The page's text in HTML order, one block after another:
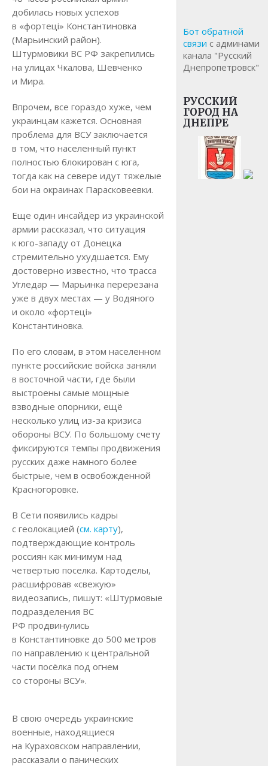
добилась новых успехов
в «фортецi» Константиновка
(Марьинский район).
Штурмовики ВС РФ закрепились
на улицах Чкалова, Шевченко
и Мира.
Впрочем, все гораздо хуже, чем
украинцам кажется. Основная
проблема для ВСУ заключается
в том, что населенный пункт
полностью блокирован с юга,
тогда как на севере идут тяжелые
бои на окраинах Парасковеевки.
Еще один инсайдер из украинской
армии рассказал, что ситуация
к юго-западу от Донецка
стремительно ухудшается. Ему
достоверно известно, что трасса
Угледар — Марьинка перерезана
уже в двух местах — у Водяного
и около «фортецi»
Константиновка.
По его словам, в этом населенном
пункте российские войска заняли
в восточной части, где были
выстроены самые мощные
взводные опорники, ещё
несколько улиц из-за кризиса
обороны ВСУ. По большому счету
фиксируются темпы продвижения
русских даже намного более
быстрые, чем в освобожденной
Красногоровке.
В Сети появились кадры
с геолокацией (см. карту),
подтверждающие контроль
россиян как минимум над
четвертью поселка. Картоделы,
расшифровав «свежую»
видеозапись, пишут: «Штурмовые
подразделения ВС
РФ продвинулись
в Константиновке до 500 метров
по направлению к центральной
части посёлка под огнем
со стороны ВСУ».
В свою очередь украинские
военные, находящиеся
на Кураховском направлении,
рассказали о панических
Бот обратной
связи с админами
канала "Русский
Днепропетровск"
РУССКИЙ
ГОРОД НА
ДНЕПРЕ